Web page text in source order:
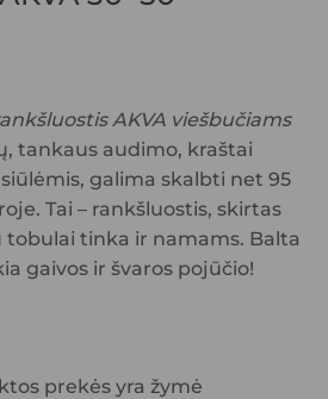
AKVA viešbučiams
tankaus audimo, kraštai
galima skalbti net 95
Tai – rankšluostis, skirtas
tobulai tinka ir namams. Balta
gaivos ir švaros pojūčio!
prekės yra žymė